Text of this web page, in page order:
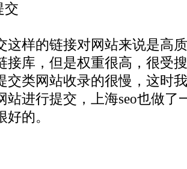
样的链接对网站来说是高质
接库，但是权重很高，很受
交类网站收录的很慢，这时
站进行提交，上海seo也做了
的。